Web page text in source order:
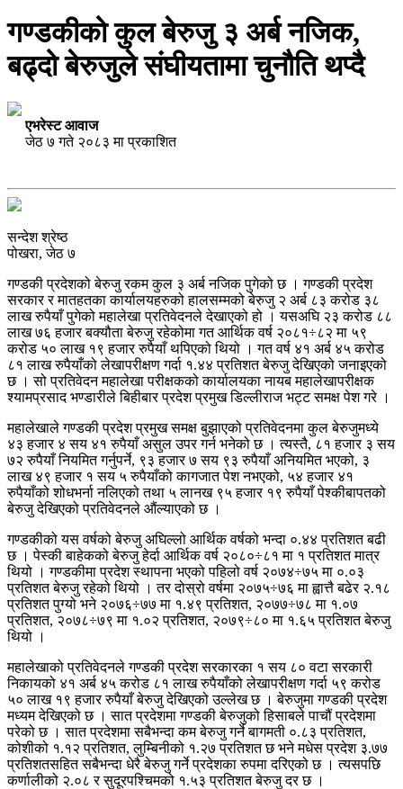
गण्डकीको कुल बेरुजु ३ अर्ब नजिक,
बढ्दो बेरुजुले संघीयतामा चुनौति थप्दै
एभरेस्ट आवाज
जेठ ७ गते २०८३ मा प्रकाशित
सन्देश श्रेष्ठ
पोखरा, जेठ ७
गण्डकी प्रदेशको बेरुजु रकम कुल ३ अर्ब नजिक पुगेको छ । गण्डकी प्रदेश
सरकार र मातहतका कार्यालयहरुको हालसम्मको बेरुजु २ अर्ब ८३ करोड ३८
लाख रुपैयाँ पुगेको महालेखा प्रतिवेदनले देखाएको हो । यसअघि २३ करोड ८८
लाख ७६ हजार बक्यौता बेरुजु रहेकोमा गत आर्थिक वर्ष २०८१÷८२ मा ५९
करोड ५० लाख १९ हजार रुपैयाँ थपिएको थियो । गत वर्ष ४१ अर्ब ४५ करोड
८१ लाख रुपैयाँको लेखापरीक्षण गर्दा १.४४ प्रतिशत बेरुजु देखिएको जनाइएको
छ । सो प्रतिवेदन महालेखा परीक्षकको कार्यालयका नायब महालेखापरीक्षक
श्यामप्रसाद भण्डारीले बिहीबार प्रदेश प्रमुख डिल्लीराज भट्ट समक्ष पेश गरे ।
महालेखाले गण्डकी प्रदेश प्रमुख समक्ष बुझाएको प्रतिवेदनमा कुल बेरुजुमध्ये
४३ हजार ४ सय ४१ रुपैयाँ असुल उपर गर्न भनेको छ । त्यस्तै, ८१ हजार ३ सय
७२ रुपैयाँ नियमित गर्नुपर्ने, ९३ हजार ७ सय ९३ रुपैयाँ अनियमित भएको, ३
लाख ४९ हजार १ सय ५ रुपैयाँको कागजात पेश नभएको, ५४ हजार ४१
रुपैयाँको शोधभर्ना नलिएको तथा ५ लानख ९५ हजार १९ रुपैयाँ पेश्कीबापतको
बेरुजु देखिएको प्रतिवेदनले औंल्याएको छ ।
गण्डकीको यस वर्षको बेरुजु अघिल्लो आर्थिक वर्षको भन्दा ०.४४ प्रतिशत बढी
छ । पेस्की बाहेकको बेरुजु हेर्दा आर्थिक वर्ष २०८०÷८१ मा १ प्रतिशत मात्र
थियो । गण्डकीमा प्रदेश स्थापना भएको पहिलो वर्ष २०७४÷७५ मा ०.०३
प्रतिशत बेरुजु रहेको थियो । तर दोस्रो वर्षमा २०७५÷७६ मा ह्वात्तै बढेर २.१८
प्रतिशत पुग्यो भने २०७६÷७७ मा १.४९ प्रतिशत, २०७७÷७८ मा १.०७
प्रतिशत, २०७८÷७९ मा १.०२ प्रतिशत, २०७९÷८० मा १.६५ प्रतिशत बेरुजु
थियो ।
महालेखाको प्रतिवेदनले गण्डकी प्रदेश सरकारका १ सय ८० वटा सरकारी
निकायको ४१ अर्ब ४५ करोड ८१ लाख रुपैयाँको लेखापरीक्षण गर्दा ५९ करोड
५० लाख १९ हजार रुपैयाँ बेरुजु देखिएको उल्लेख छ । बेरुजुमा गण्डकी प्रदेश
मध्यम देखिएको छ । सात प्रदेशमा गण्डकी बेरुजुको हिसाबले पाचौं प्रदेशमा
परेको छ । सात प्रदेशमा सबैभन्दा कम बेरुजु गर्ने बागमती ०.८३ प्रतिशत,
कोशीको १.१२ प्रतिशत, लुम्बिनीको १.२७ प्रतिशत छ भने मधेस प्रदेश ३.७७
प्रतिशतसहित सबैभन्दा धेरै बेरुजु गर्ने प्रदेशका रुपमा दरिएको छ । त्यसपछि
कर्णालीको २.०८ र सुदूरपश्चिमको १.५३ प्रतिशत बेरुजु दर छ ।